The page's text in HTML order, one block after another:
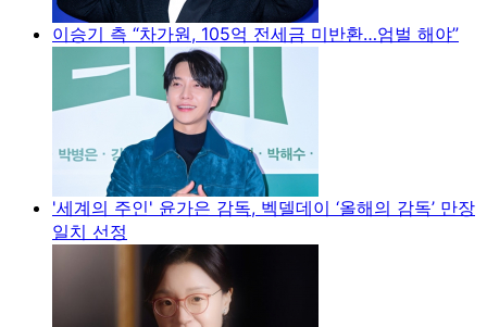
이승기 측 “차가원, 105억 전세금 미반환…엄벌 해야”
'세계의 주인' 윤가은 감독, 벡델데이 ‘올해의 감독’ 만장
일치 선정